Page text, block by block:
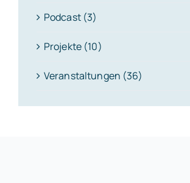
Podcast (3)
Projekte (10)
Veranstaltungen (36)